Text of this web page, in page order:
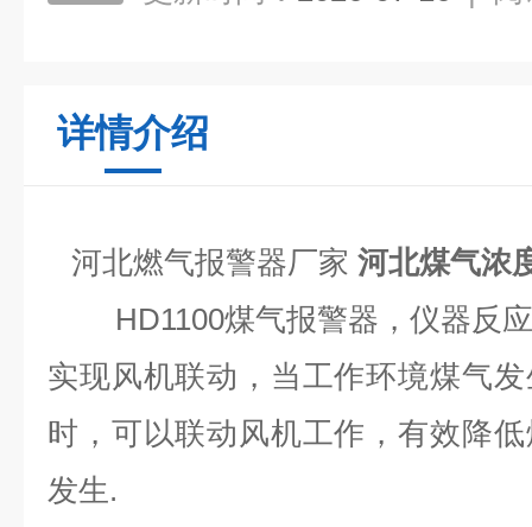
详情介绍
河北燃气报警器厂家 河北煤气浓
HD1100煤气报警器，仪器反
实现风机联动，当工作环境煤气
时，可以联动风机工作，有效降
发生.